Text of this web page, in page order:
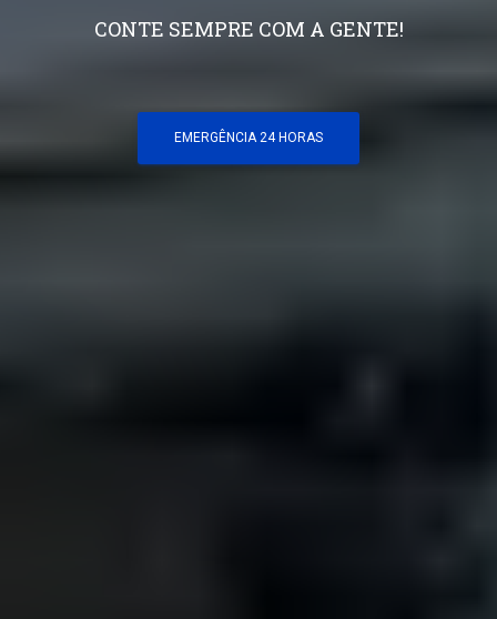
CONTE SEMPRE COM A GENTE!
EMERGÊNCIA 24 HORAS